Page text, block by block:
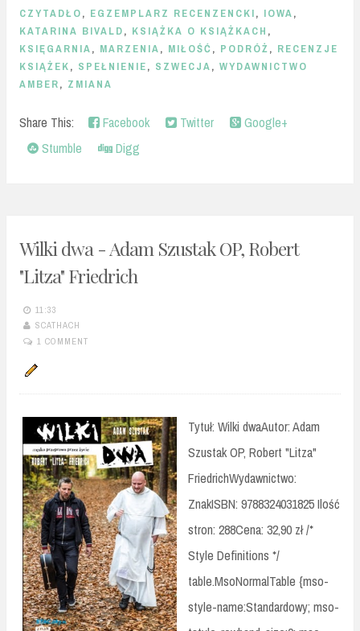
CZYTADŁO, EGZEMPLARZ RECENZENCKI, IOWA,
KATARINA BIVALD, KSIĄŻKA O KSIĄŻKACH ,
KSIĘGARNIA, MARZENIA, MIŁOŚĆ , PODRÓŻ, RECENZJE
KSIĄŻEK, SPEŁNIENIE, SZWECJA, WYDAWNICTWO
AMBER, ZMIANA
Share This: Facebook Twitter
Google+
Stumble
Digg
Wilki dwa - Adam Szustak OP, Robert
"Litza" Friedrich
11:33
SCATHACH
1 COMMENT
Tytuł: Wilki dwaAutor: Adam
Szustak OP, Robert "Litza"
FriedrichWydawnictwo:
ZnakISBN: 9788324031825 Ilość
stron: 288Cena: 32,90 zł /*
Style Definitions */
table.MsoNormalTable {mso-
style-name:Standardowy; mso-